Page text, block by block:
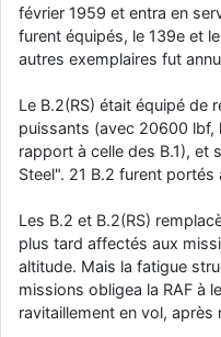
février 1959 et entra en
furent équipés, le 139e et
autres exemplaires fut
Le B.2(RS) était équipé de
puissants (avec 20600 lbf,
rapport à celle des B.1), et
Steel". 21 B.2 furent portés
Les B.2 et B.2(RS)
plus tard affectés aux
altitude. Mais la fatigue
missions obligea la RAF à
ravitaillement en vol,